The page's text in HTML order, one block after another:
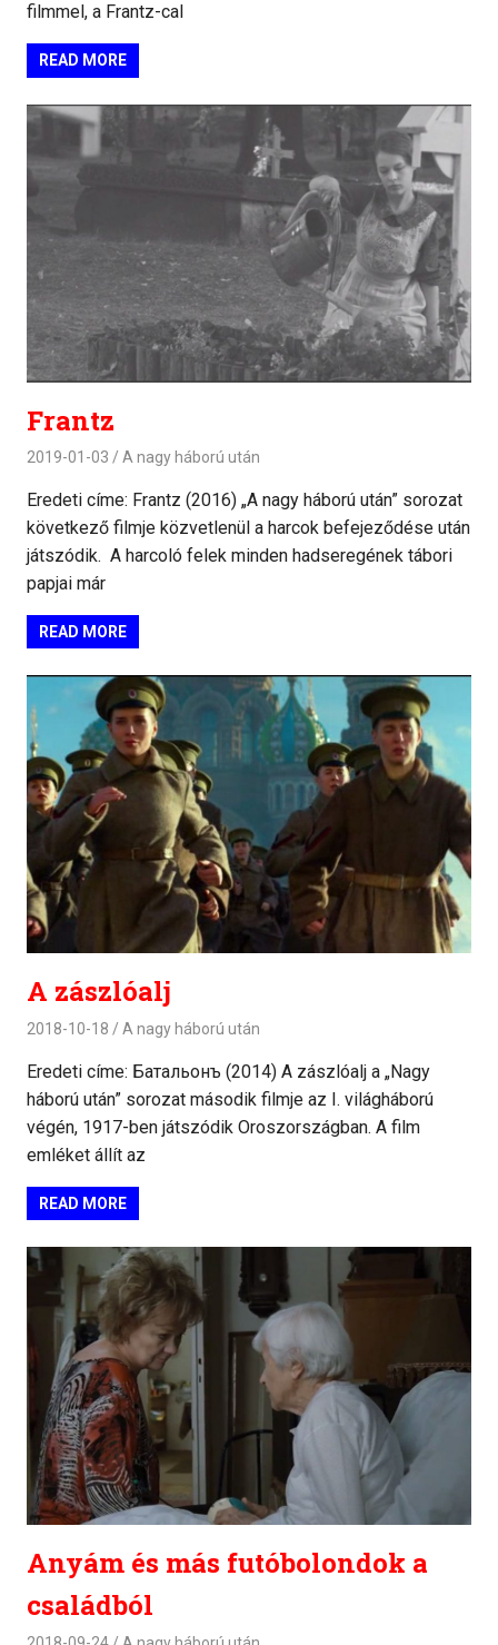
filmmel, a Frantz-cal
READ MORE
Frantz
2019-01-03 A nagy háború után
Eredeti címe: Frantz (2016) „A nagy háború után” sorozat
következő filmje közvetlenül a harcok befejeződése után
játszódik. A harcoló felek minden hadseregének tábori
papjai már
READ MORE
A zászlóalj
2018-10-18 A nagy háború után
Eredeti címe: Батальонъ (2014) A zászlóalj a „Nagy
háború után” sorozat második filmje az I. világháború
végén, 1917-ben játszódik Oroszországban. A film
emléket állít az
READ MORE
Anyám és más futóbolondok a
családból